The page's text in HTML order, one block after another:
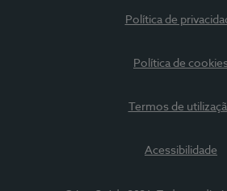
Política de
Política de
Termos de
Acessibilidade